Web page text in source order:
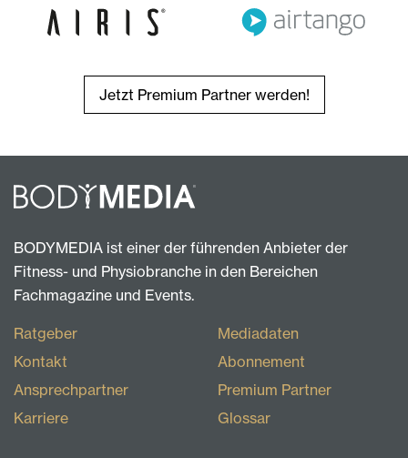
Jetzt Premium Partner werden!
BODYMEDIA ist einer der führenden Anbieter der
Fitness- und Physiobranche in den Bereichen
Fachmagazine und Events.
Ratgeber
Kontakt
Ansprechpartner
Karriere
Mediadaten
Abonnement
Premium Partner
Glossar